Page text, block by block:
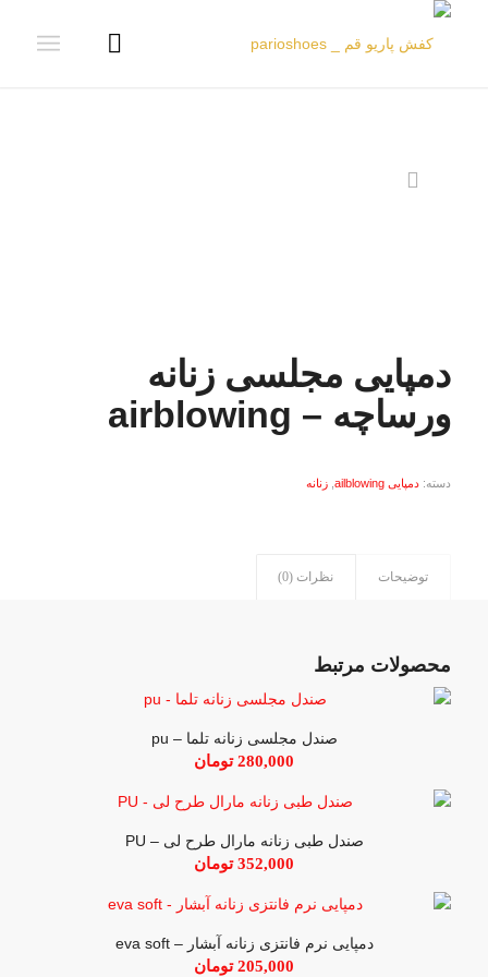
دمپایی مجلسی زنانه
ورساچه – airblowing
دسته: دمپایی ailblowing , زنانه
توضیحات نظرات (0)
محصولات مرتبط
صندل مجلسی زنانه تلما – pu
280,000 تومان
صندل طبی زنانه مارال طرح لی – PU
352,000 تومان
دمپایی نرم فانتزی زنانه آبشار – eva soft
205,000 تومان